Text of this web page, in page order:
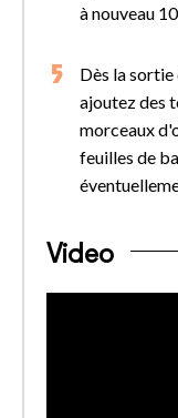
à nouveau
Dès la sortie
ajoutez des
morceaux
feuilles de
Video